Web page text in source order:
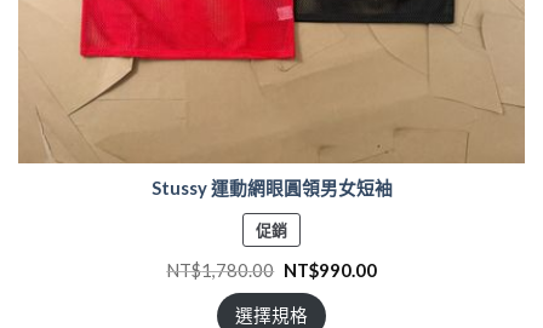
Stussy 運動網眼圓領男女短袖
促銷特
價
商
NT$1,780.00 NT$990.00
選擇規格